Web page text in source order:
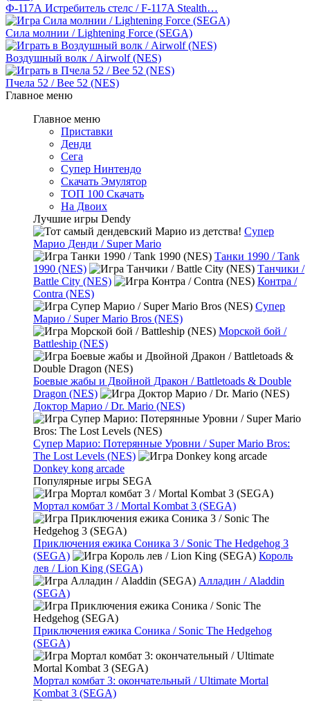
Ф-117А Истребитель стелс / F-117A Stealth…
Сила молнии / Lightening Force (SEGA)
Воздушный волк / Airwolf (NES)
Пчела 52 / Bee 52 (NES)
Главное меню
Главное меню
Приставки
Денди
Сега
Супер Нинтендо
Скачать Эмулятор
ТОП 100 Скачать
На Двоих
Лучшие игры Dendy
Супер
Марио Денди / Super Mario
Танки 1990 / Tank
1990 (NES)
Танчики /
Battle City (NES)
Контра /
Contra (NES)
Супер
Марио / Super Mario Bros (NES)
Морской бой /
Battleship (NES)
Боевые жабы и Двойной Дракон / Battletoads & Double
Dragon (NES)
Доктор Марио / Dr. Mario (NES)
Супер Марио: Потерянные Уровни / Super Mario Bros:
The Lost Levels (NES)
Donkey kong arcade
Популярные игры SEGA
Мортал комбат 3 / Mortal Kombat 3 (SEGA)
Приключения ежика Соника 3 / Sonic The Hedgehog 3
(SEGA)
Король
лев / Lion King (SEGA)
Алладин / Aladdin
(SEGA)
Приключения ежика Соника / Sonic The Hedgehog
(SEGA)
Мортал комбат 3: окончательный / Ultimate Mortal
Kombat 3 (SEGA)